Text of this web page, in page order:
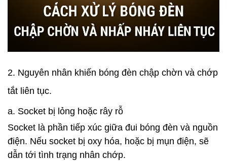
2. Nguyên nhân khiến bóng đèn chập chờn và chớp
tắt liên tục.
a. Socket bị lỏng hoặc rây rỗ
Socket là phần tiếp xúc giữa đui bóng đèn và nguồn
điện. Nếu socket bị oxy hóa, hoặc bị mụn điện, sẽ
dẫn tới tình trạng nhân chớp.